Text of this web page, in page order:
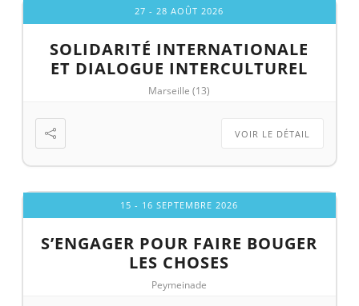
27 - 28 AOÛT 2026
SOLIDARITÉ INTERNATIONALE
ET DIALOGUE INTERCULTUREL
Marseille (13)
VOIR LE DÉTAIL
15 - 16 SEPTEMBRE 2026
S’ENGAGER POUR FAIRE BOUGER
LES CHOSES
Peymeinade